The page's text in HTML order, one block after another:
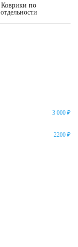
Коврики по
отдельности
3 000 ₽
2200 ₽